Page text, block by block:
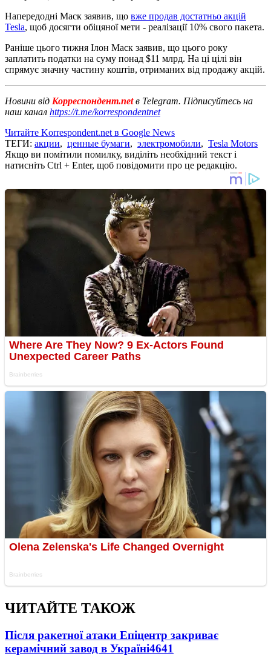
Напередодні Маск заявив, що вже продав достатньо акцій
Tesla, щоб досягти обіцяної мети - реалізації 10% свого пакета.
Раніше цього тижня Ілон Маск заявив, що цього року
заплатить податки на суму понад $11 млрд. На ці цілі він
спрямує значну частину коштів, отриманих від продажу акцій.
Новини від Корреспондент.netв Telegram. Підписуйтесь на
наш канал https://t.me/korrespondentnet
Читайте Korrespondent.net в Google News
ТЕГИ: акции, ценные бумаги, электромобили, Tesla Motors
Якщо ви помітили помилку, виділіть необхідний текст і
натисніть Ctrl + Enter, щоб повідомити про це редакцію.
ЧИТАЙТЕ ТАКОЖ
Після ракетної атаки Епіцентр закриває
керамічний завод в Україні4641